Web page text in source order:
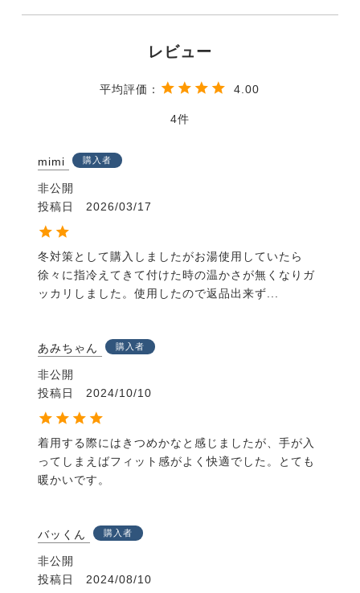
4.00
4
mimi 購入者
非公開
投稿日
2026/03/17
冬対策として購入しましたがお湯使用していたら
徐々に指冷えてきて付けた時の温かさが無くなりガ
ッカリしました。使用したので返品出来ず...
あみちゃん 購入者
非公開
投稿日
2024/10/10
着用する際にはきつめかなと感じましたが、手が入
ってしまえばフィット感がよく快適でした。とても
暖かいです。
バッくん 購入者
非公開
投稿日
2024/08/10